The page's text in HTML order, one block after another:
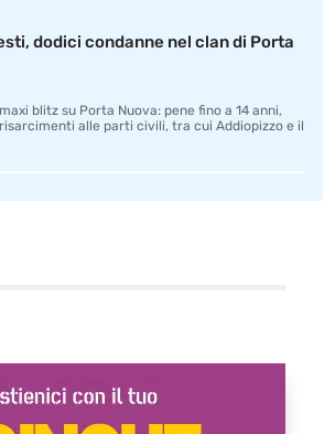
dodici condanne nel clan di Porta
blitz su Porta Nuova: pene fino a 14 anni,
alle parti civili, tra cui Addiopizzo e il